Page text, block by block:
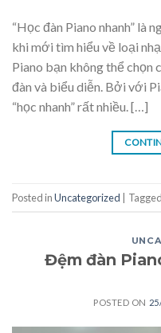
“Học đàn Piano nhanh” là
khi mới tìm hiểu về loại
Piano bạn không thể chọn
đàn và biểu diễn. Bởi với
“học nhanh” rất nhiều. […]
Posted inUncategorized | Tagged
Đệm đàn
POSTED ON